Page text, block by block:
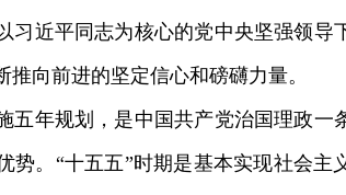
习近平同志为核心的党中央坚强领导
向前进的坚定信心和磅礴力量。
年规划，是中国共产党治国理政一
势。“十五五”时期是基本实现社会主